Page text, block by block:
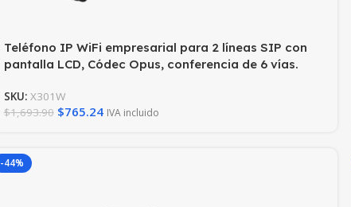
Teléfono IP WiFi empresarial para 2 líneas SIP con
pantalla LCD, Códec Opus, conferencia de 6 vías.
SKU: X301W
$1,693.90 $765.24 IVA incluido
-44%